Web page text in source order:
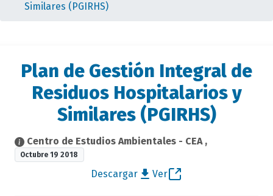
Similares (PGIRHS)
Plan de Gestión Integral de
Residuos Hospitalarios y
Similares (PGIRHS)
Centro de Estudios Ambientales - CEA ,
Octubre 19 2018
Descargar Ver